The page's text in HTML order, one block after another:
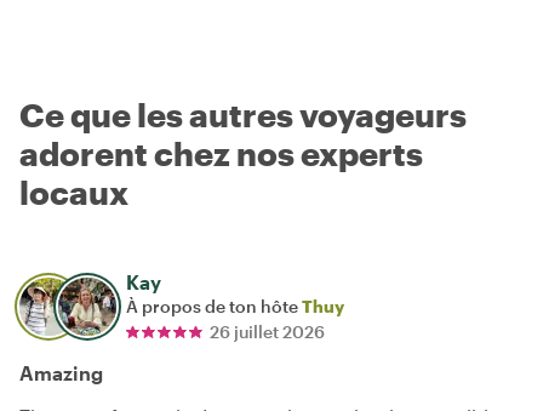
Ce que les autres voyageurs
adorent chez nos experts
locaux
Kay
À propos de ton hôteThuy
26 juillet 2026
Amazing